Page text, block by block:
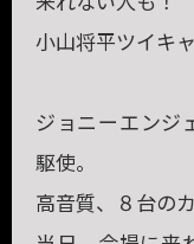
小山将平ツイキ
ジョニーエンジ
駆使。
高音質、８台の